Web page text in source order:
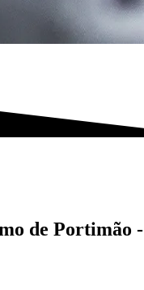
de Portimão -